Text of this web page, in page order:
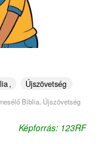
Újszövetség
Biblia, Újszövetség
Képforrás: 123RF